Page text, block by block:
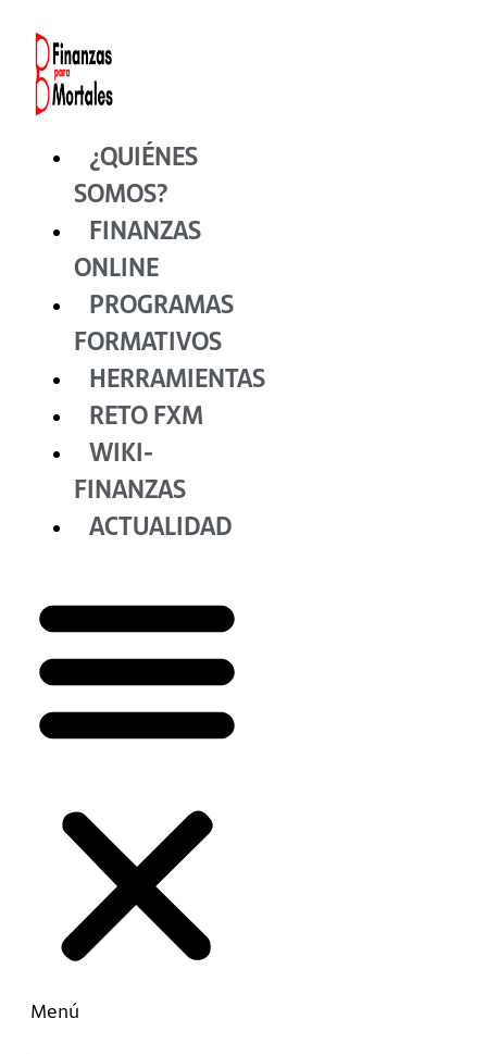
contenido
¿QUIÉNES
SOMOS?
FINANZAS
ONLINE
PROGRAMAS
FORMATIVOS
HERRAMIENTAS
RETO FXM
WIKI-
FINANZAS
ACTUALIDAD
Menú